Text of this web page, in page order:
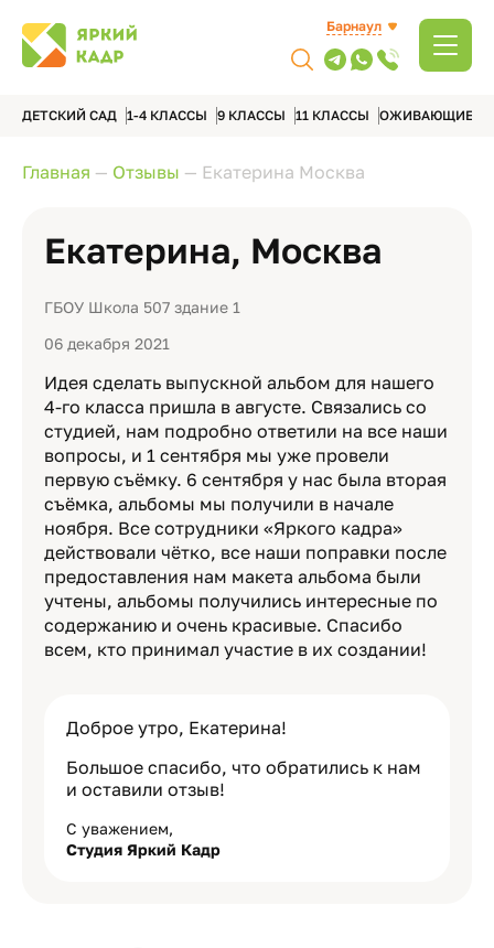
Барнаул
ДЕТСКИЙ САД 1-4 КЛАССЫ 9 КЛАССЫ 11 КЛАССЫ ОЖИВАЮЩИЕ
Главная — Отзывы — Екатерина Москва
Екатерина, Москва
ГБОУ Школа 507 здание 1
06 декабря 2021
Идея сделать выпускной альбом для нашего
4-го класса пришла в августе. Связались со
студией, нам подробно ответили на все наши
вопросы, и 1 сентября мы уже провели
первую съёмку. 6 сентября у нас была вторая
съёмка, альбомы мы получили в начале
ноября. Все сотрудники «Яркого кадра»
действовали чётко, все наши поправки после
предоставления нам макета альбома были
учтены, альбомы получились интересные по
содержанию и очень красивые. Спасибо
всем, кто принимал участие в их создании!
Доброе утро, Екатерина!
Большое спасибо, что обратились к нам
и оставили отзыв!
С уважением,
Студия Яркий Кадр